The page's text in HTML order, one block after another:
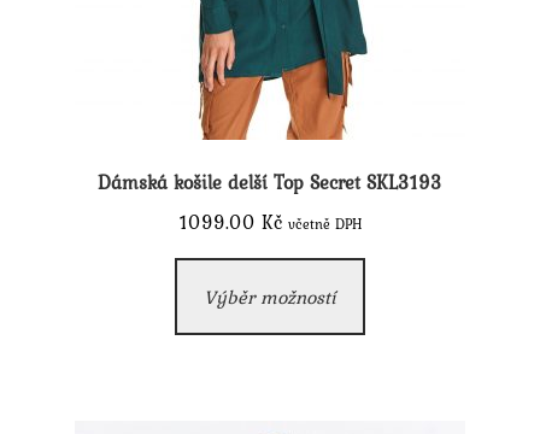
Dámská košile delší Top Secret SKL3193
1099.00 Kč včetně DPH
Výběr možností
má